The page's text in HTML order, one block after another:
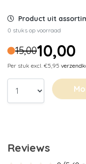
Product uit
0 stuks op voorraad
15,0010,00
Per stuk excl. €5,95
Reviews